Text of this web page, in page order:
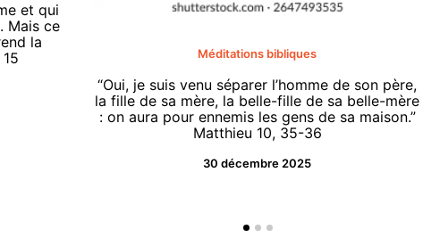
et qui
Mais ce
la
Méditations bibliques
“Oui, je suis venu séparer l’homme de son père,
la fille de sa mère, la belle-fille de sa belle-mère
: on aura pour ennemis les gens de sa maison.”
Matthieu 10, 35-36
30 décembre 2025